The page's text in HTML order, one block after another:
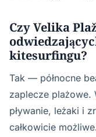
Czy Velika
kitesurfingu?
Tak — północne
zaplecze plażowe.
pływanie, leżaki i
całkowicie